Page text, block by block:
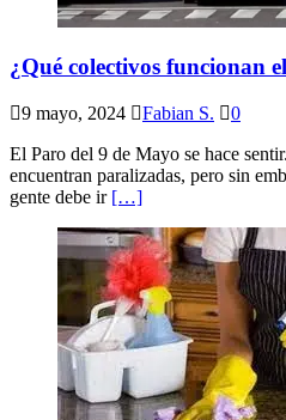
¿Qué colectivos funcionan
9 mayo, 2024 Fabian S.
0
El Paro del 9 de Mayo se hace
encuentran paralizadas, pero sin
gente debe ir […]